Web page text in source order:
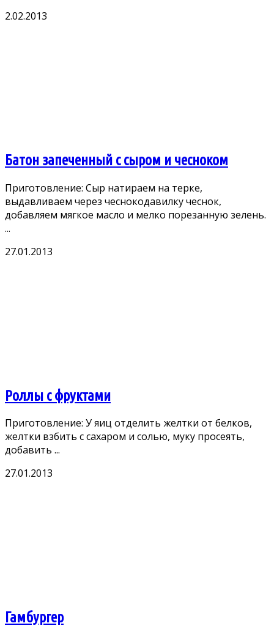
2.02.2013
Батон запеченный с сыром и чесноком
Приготовление: Сыр натираем на терке,
выдавливаем через чеснокодавилку чеснок,
добавляем мягкое масло и мелко порезанную зелень.
...
27.01.2013
Роллы с фруктами
Приготовление: У яиц отделить желтки от белков,
желтки взбить с сахаром и солью, муку просеять,
добавить ...
27.01.2013
Гамбургер